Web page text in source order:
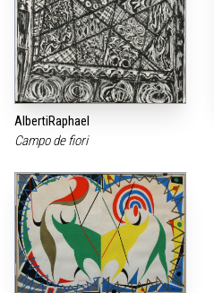
AlbertiRaphael
Campo de fiori